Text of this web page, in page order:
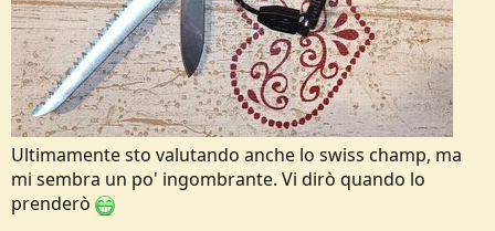
Ultimamente sto valutando anche lo swiss champ, ma
mi sembra un po' ingombrante. Vi dirò quando lo
prenderò